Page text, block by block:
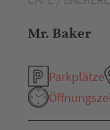
Mr. Baker
Parkplätze